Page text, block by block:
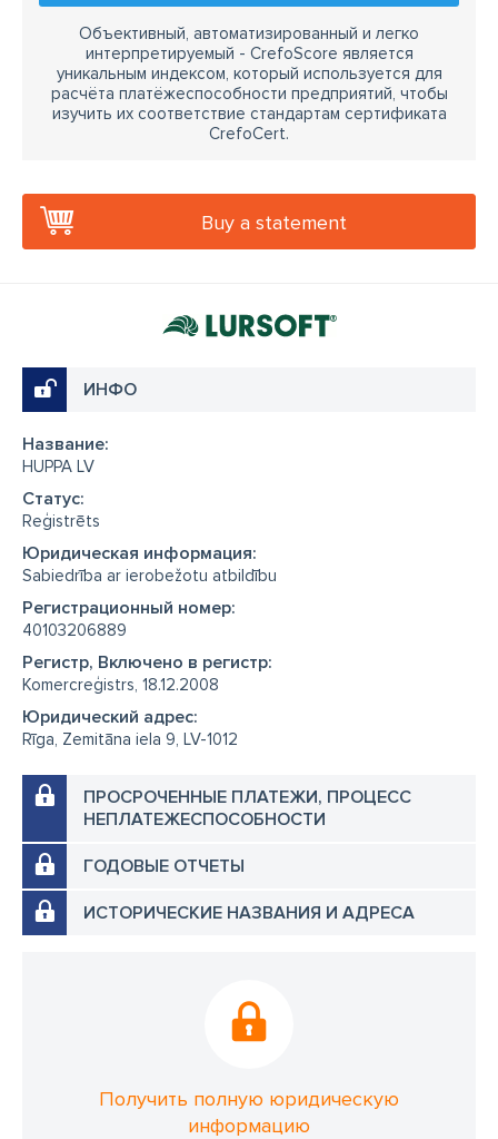
Объективный, автоматизированный и легко
интерпретируемый - CrefoScore является
уникальным индексом, который используется для
расчёта платёжеспособности предприятий, чтобы
изучить их соответствие стандартам сертификата
CrefoCert.
Buy a statement
ИНФО
Название:
HUPPA LV
Cтатус:
Reģistrēts
Юридическая информация:
Sabiedrība ar ierobežotu atbildību
Регистрационный номер:
40103206889
Регистр, Включено в регистр:
Komercreģistrs, 18.12.2008
Юридический адрес:
Rīga, Zemitāna iela 9, LV-1012
ПРОСРОЧЕННЫЕ ПЛАТЕЖИ, ПРОЦЕСС
НЕПЛАТЕЖЕСПОСОБНОСТИ
ГОДОВЫЕ ОТЧЕТЫ
ИСТОРИЧЕСКИЕ НАЗВАНИЯ И АДРЕСА
Получить полную юридическую
информацию